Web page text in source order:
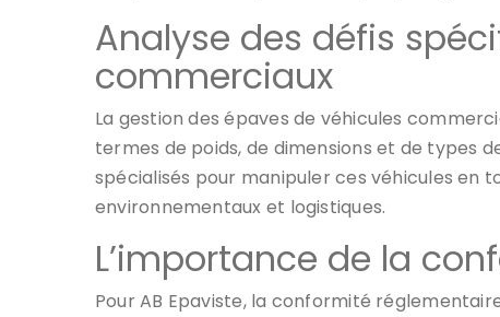
Analyse des défis
commerciaux
La gestion des épaves de véhicules
termes de poids, de dimensions et de types
spécialisés pour manipuler ces véhicules en
environnementaux et logistiques.
L’importance de la
Pour AB Epaviste, la conformité